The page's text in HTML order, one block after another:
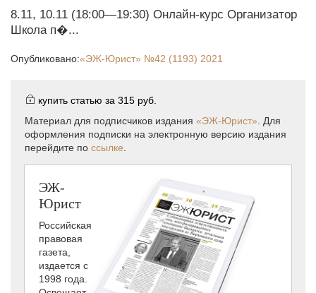
8.11, 10.11 (18:00—19:30) Онлайн-курс Организатор
Школа п�...
Опубликовано:«ЭЖ-Юрист» №42 (1193) 2021
купить статью за 315 руб.
Материал для подписчиков издания «ЭЖ-Юрист» . Для
оформления подписки на электронную версию издания
перейдите по ссылке
ЭЖ-
Юрист
Российская
правовая
газета,
издается с
1998 года.